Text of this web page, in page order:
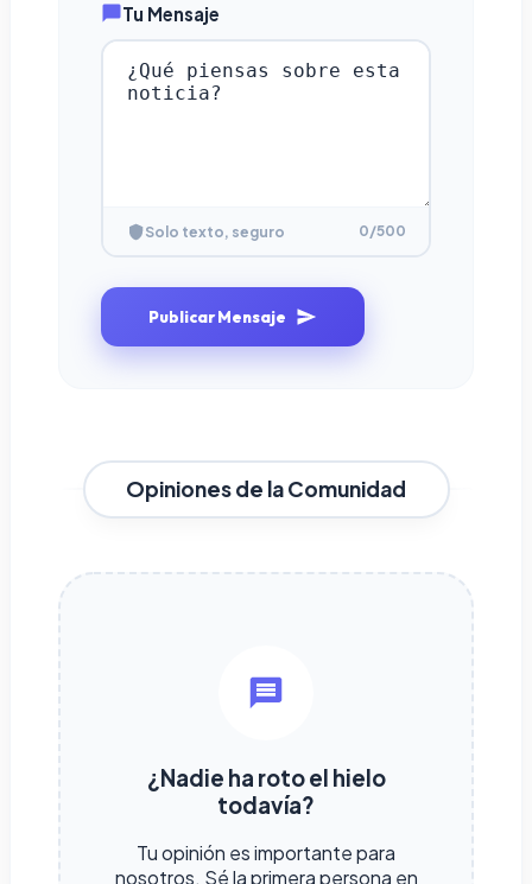
Tu Mensaje
Solo texto, seguro 0/500
Publicar Mensaje
Opiniones de la Comunidad
¿Nadie ha roto el hielo
todavía?
Tu opinión es importante para
nosotros. Sé la primera persona en